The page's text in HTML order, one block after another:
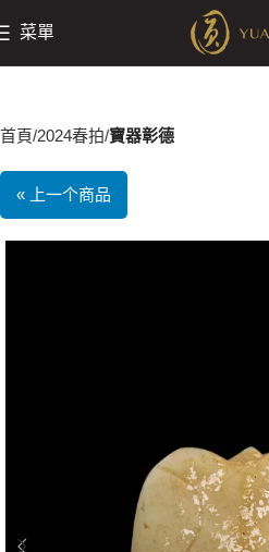
菜單
首頁 2024春拍 寶器彰德
« 上一个商品